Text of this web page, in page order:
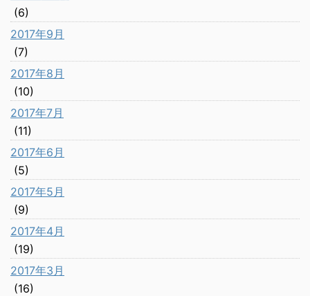
(6)
2017年9月
(7)
2017年8月
(10)
2017年7月
(11)
2017年6月
(5)
2017年5月
(9)
2017年4月
(19)
2017年3月
(16)